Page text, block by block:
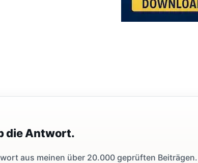
die Antwort.
aus meinen über 20.000 geprüften Beiträgen.